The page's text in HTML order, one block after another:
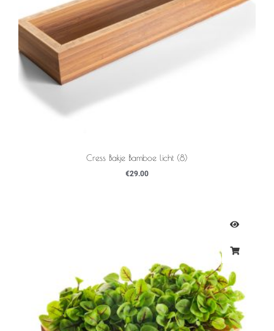
Cress Bakje Bamboe licht (8)
€29.00